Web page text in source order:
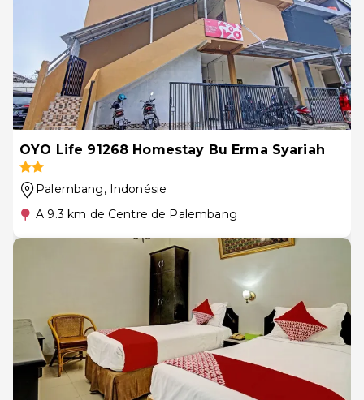
OYO Life 91268 Homestay Bu Erma Syariah
Palembang, Indonésie
A 9.3 km de Centre de Palembang